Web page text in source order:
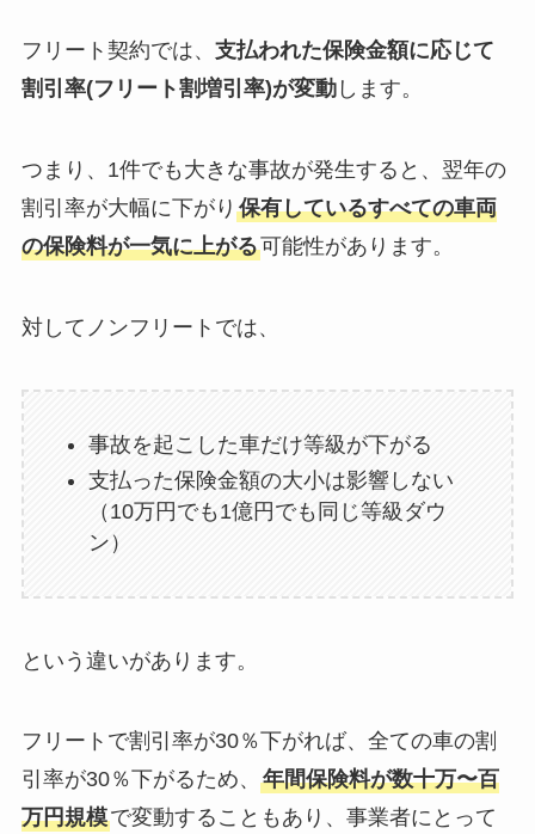
フリート契約では、 支払われた保険金額に応じて
割引率(フリート割増引率)が変動します。
つまり、1件でも大きな事故が発生すると、翌年の
割引率が大幅に下がり 保有しているすべての車両
の保険料が一気に上がる可能性があります。
対してノンフリートでは、
事故を起こした車だけ等級が下がる
支払った保険金額の大小は影響しない
（10万円でも1億円でも同じ等級ダウ
ン）
という違いがあります。
フリートで割引率が30％下がれば、全ての車の割
引率が30％下がるため、 年間保険料が数十万〜百
万円規模で変動することもあり、事業者にとって